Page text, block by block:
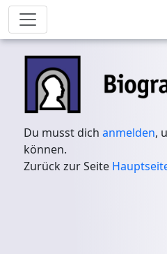
Du musst dichanmelden,
können.
Zurück zur Seite